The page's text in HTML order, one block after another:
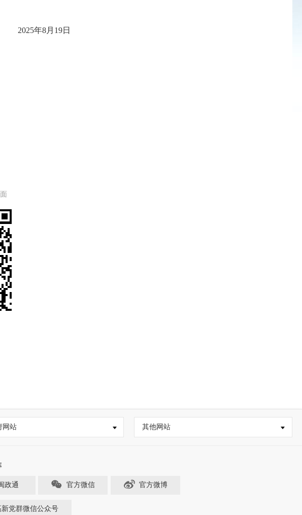
2025年8月19日
网站 其他网站
政通 官方微信 官方微博
新党群微信公众号